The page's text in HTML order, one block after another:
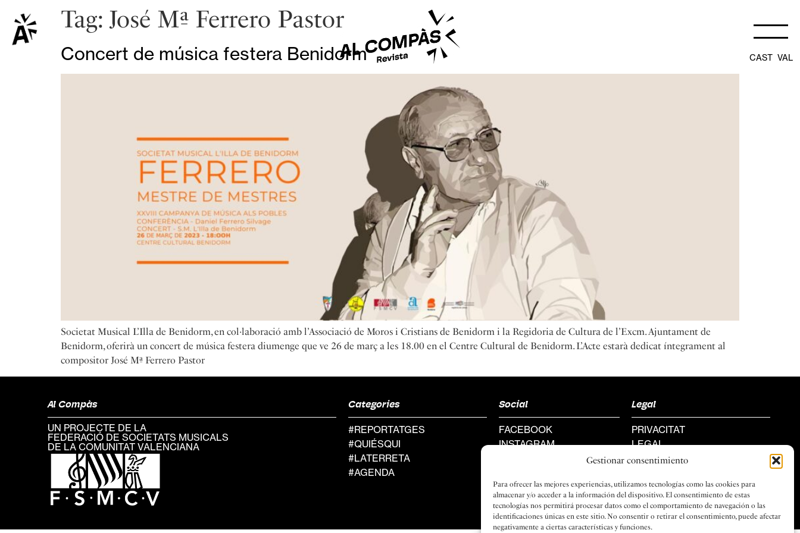
Gestionar consentimiento
Para ofrecer las mejores experiencias, utilizamos tecnologías como las cookies para
almacenar y/o acceder a la información del dispositivo. El consentimiento de estas
tecnologías nos permitirá procesar datos como el comportamiento de navegación o las
identificaciones únicas en este sitio. No consentir o retirar el consentimiento, puede afectar
negativamente a ciertas características y funciones.
CAST VAL
Tag: José Mª Ferrero Pastor
Concert de música festera Benidorm
Societat Musical L’Illa de Benidorm, en col·laboració amb l’Associació de Moros i Cristians de Benidorm i la Regidoria de Cultura de l’Excm. Ajuntament de
Benidorm, oferirà un concert de música festera diumenge que ve 26 de març a les 18.00 en el Centre Cultural de Benidorm. L’Acte estarà dedicat íntegrament al
compositor José Mª Ferrero Pastor
Al Compàs
UN PROJECTE DE LA
FEDERACIÓ DE SOCIETATS MUSICALS
DE LA COMUNITAT VALENCIANA
Categories
#REPORTATGES
#QUIÉSQUI
#LATERRETA
#AGENDA
Social
FACEBOOK
INSTAGRAM
Legal
PRIVACITAT
LEGAL
COOKIES